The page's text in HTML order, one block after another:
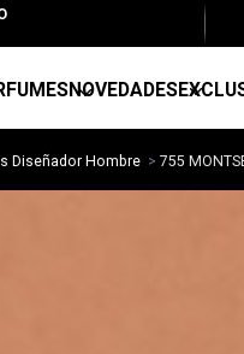
NOVEDADES
Diseñador Hombre 755